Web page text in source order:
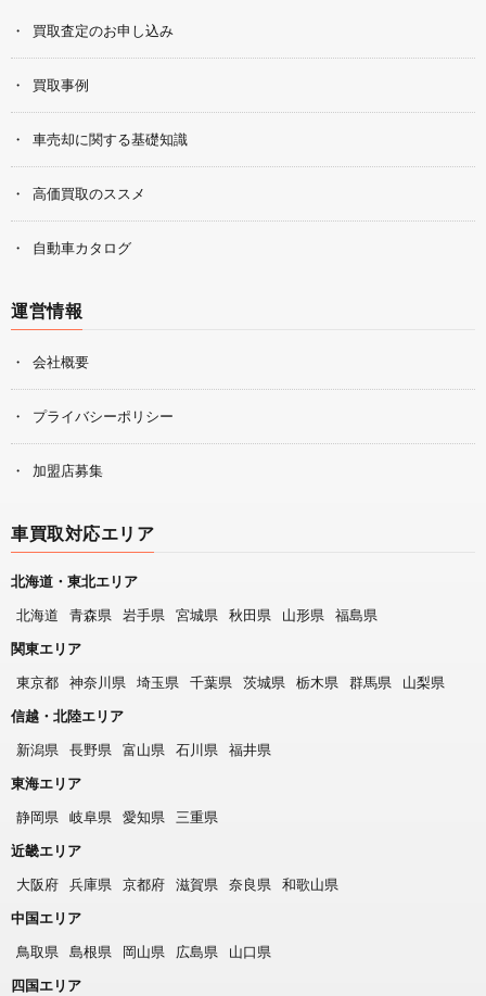
買取査定のお申し込み
買取事例
車売却に関する基礎知識
高価買取のススメ
自動車カタログ
運営情報
会社概要
プライバシーポリシー
加盟店募集
車買取対応エリア
北海道・東北エリア
北海道
青森県 岩手県 宮城県 秋田県 山形県
福島県
関東エリア
東京都
神奈川県 埼玉県 千葉県 茨城県 栃木県 群馬県
山梨県
信越・北陸エリア
新潟県
長野県 富山県 石川県
福井県
東海エリア
静岡県
岐阜県 愛知県
三重県
近畿エリア
大阪府
兵庫県 京都府 滋賀県 奈良県
和歌山県
中国エリア
鳥取県
島根県 岡山県 広島県
山口県
四国エリア